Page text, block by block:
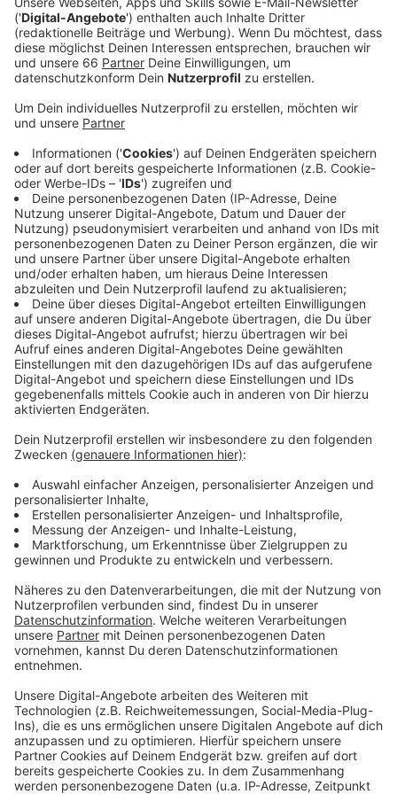
knapp 3.000 Menschen an den Kirchen gegen
Corona impfen lassen. Darunter auch einige
Düsseldorfer, die bisher noch Sorgen bezüglich
der Impfung hatten und sich beraten lassen
wollten, so der Caritas-Sprecher.
Veröffentlicht:Freitag, 28.01.2022 13:00
Anzeige
Besonders gut kam die Aktion an der St. Antonius
Kirche in Hassels an. Dort haben sich 306 Menschen
ihre Erst-, Zweit- oder Booster-Impfung abgeholt.
Heute hält das Impfmobil der Stadt zum letzten Mal
an einer der Düsseldorfer Kirchen. Bis 17.30 Uhr
können wir uns noch an der Kirche St. Cäcilia in Benrath
impfen lassen.
Anzeige
Weitere Infos und Links zum Thema
Anzeige
Corona-Virus: Hier könnt ihr euch in Düsseldorf
Not sehen und impfen: Infos der Caritas zur Impf-
Aktion
Hier informiert die Stadt zur Corona-
Anzeige